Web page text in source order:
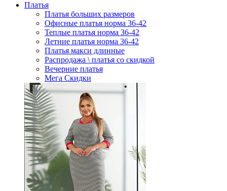
Платья
Платья больших размеров
Офисные платья норма 36-42
Теплые платья норма 36-42
Летние платья норма 36-42
Платья макси длинные
Распродажа \ платья со скидкой
Вечерние платья
Мега Скидки